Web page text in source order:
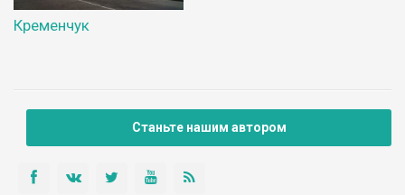
Кременчук
Станьте нашим автором